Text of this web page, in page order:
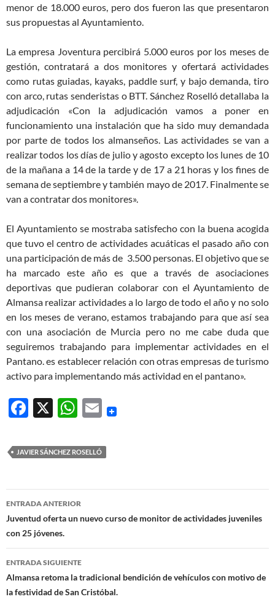
menor de 18.000 euros, pero dos fueron las que presentaron
sus propuestas al Ayuntamiento.
La empresa Joventura percibirá 5.000 euros por los meses de
gestión, contratará a dos monitores y ofertará actividades
como rutas guiadas, kayaks, paddle surf, y bajo demanda, tiro
con arco, rutas senderistas o BTT. Sánchez Roselló detallaba la
adjudicación «Con la adjudicación vamos a poner en
funcionamiento una instalación que ha sido muy demandada
por parte de todos los almanseños. Las actividades se van a
realizar todos los días de julio y agosto excepto los lunes de 10
de la mañana a 14 de la tarde y de 17 a 21 horas y los fines de
semana de septiembre y también mayo de 2017. Finalmente se
van a contratar dos monitores».
El Ayuntamiento se mostraba satisfecho con la buena acogida
que tuvo el centro de actividades acuáticas el pasado año con
una participación de más de 3.500 personas. El objetivo que se
ha marcado este año es que a través de asociaciones
deportivas que pudieran colaborar con el Ayuntamiento de
Almansa realizar actividades a lo largo de todo el año y no solo
en los meses de verano, estamos trabajando para que así sea
con una asociación de Murcia pero no me cabe duda que
seguiremos trabajando para implementar actividades en el
Pantano. es establecer relación con otras empresas de turismo
activo para implementando más actividad en el pantano».
F
e
b
o
o
k
X
W
at
s
A
p
p
E
ail
JAVIER SÁNCHEZ ROSELLÓ
Navegación
de
entradas
ENTRADA ANTERIOR
Juventud oferta un nuevo curso de monitor de actividades juveniles
con 25 jóvenes.
ENTRADA SIGUIENTE
Almansa retoma la tradicional bendición de vehículos con motivo de
la festividad de San Cristóbal.